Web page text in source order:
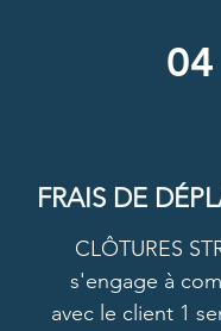
04
FRAIS DE
CLÔTURES
s'engage à
avec le client 1